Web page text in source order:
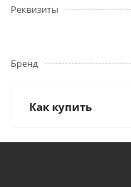
Реквизиты
Бренд
Как купить